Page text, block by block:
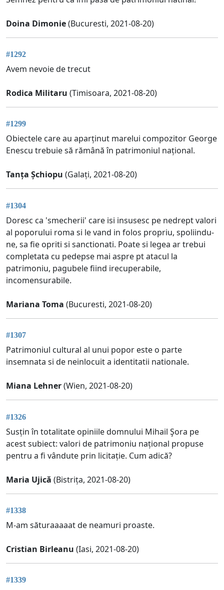
Doina Dimonie(Bucuresti, 2021-08-20)
#1292
Avem nevoie de trecut
Rodica Militaru (Timisoara, 2021-08-20)
#1299
Obiectele care au aparținut marelui compozitor George
Enescu trebuie să rămână în patrimoniul național.
Tanța Șchiopu (Galați, 2021-08-20)
#1304
Doresc ca 'smecherii' care isi insusesc pe nedrept valori
al poporului roma si le vand in folos propriu, spoliindu-
ne, sa fie opriti si sanctionati. Poate si legea ar trebui
completata cu pedepse mai aspre pt atacul la
patrimoniu, pagubele fiind irecuperabile,
incomensurabile.
Mariana Toma (Bucuresti, 2021-08-20)
#1307
Patrimoniul cultural al unui popor este o parte
insemnata si de neinlocuit a identitatii nationale.
Miana Lehner(Wien, 2021-08-20)
#1326
Susțin în totalitate opiniile domnului Mihail Şora pe
acest subiect: valori de patrimoniu național propuse
pentru a fi vândute prin licitație. Cum adică?
Maria Ujică (Bistrița, 2021-08-20)
#1338
M-am săturaaaaat de neamuri proaste.
Cristian Birleanu (Iasi, 2021-08-20)
#1339